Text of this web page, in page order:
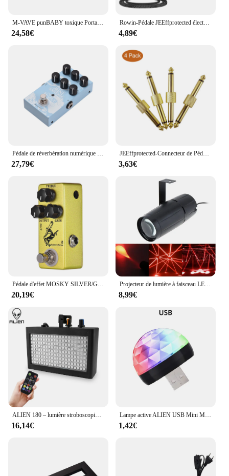
M-VAVE punBABY toxique Portable Multifonctionnel Basse Combinée Pédale D'effet avec Sans Fil Musique Lecture Téléphone Statique Audio Type-C
24,58€
Rowin-Pédale JEEffprotected électrique, adaptateur d'alimentation, 5 voies, accessoires de prise, direction, détruire Andrjowire Pro, 9V DC, 500mA Plug Pod
4,89€
Pédale de réverbération numérique JEEffprotected M-VAVE, marijuana numérique ing, effecteur de réverbération avec sélection de réverbération à 9 modes
27,79€
JEEffprotected-Connecteur de Pédale Jack, Fiche de Connexion à Souder en Métal, Couremplaçant de Manivelle, Patch de Cavalier, 4 Pièces
3,63€
Pédale d'effet MOSKY SILVER/GOLDEN HORSE, cochon drive, boost Horse Guitars, Volume Reverb, Bass, Klon Centaur Effprotected, Stage Audio
20,19€
Projecteur de lumière à faisceau LED, 5W, lampe super lumineuse, miroir, effet d'éclairage de scène IkDJ Chang, KTV, fête DJ
8,99€
ALIEN 180 – lumière stroboscopique LED, contrôle du son, vitesse réglable, pour scène, Disco, DJ, fête à domicile, Ktv, effet d'éclairage de mariage
16,14€
Lampe active ALIEN USB Mini Magic Ball DJ Disco Sound, lampe d'ambiance multicolore avec effet stroboscopique pour les fêtes, avec interface Apple
1,42€